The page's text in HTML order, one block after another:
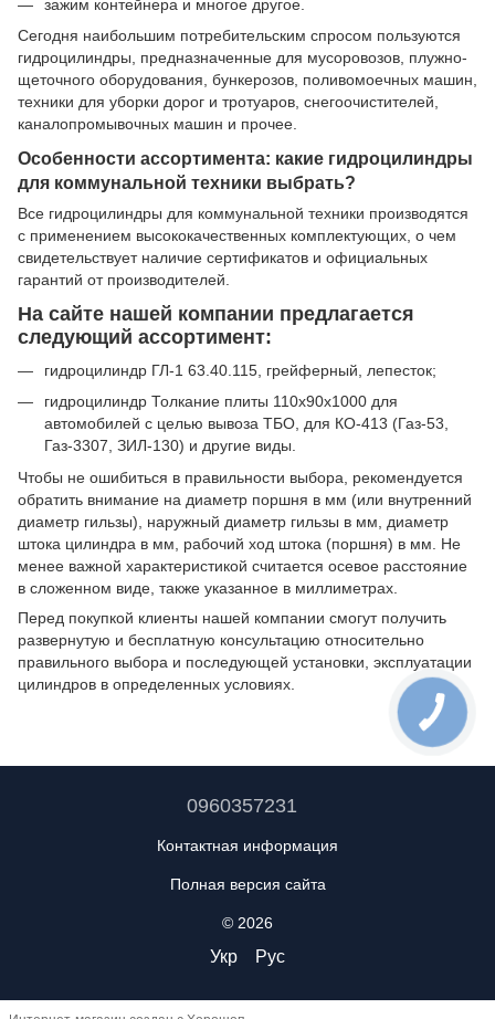
зажим контейнера и многое другое.
Сегодня наибольшим потребительским спросом пользуются
гидроцилиндры, предназначенные для мусоровозов, плужно-
щеточного оборудования, бункерозов, поливомоечных машин,
техники для уборки дорог и тротуаров, снегоочистителей,
каналопромывочных машин и прочее.
Особенности ассортимента: какие гидроцилиндры
для коммунальной техники выбрать?
Все гидроцилиндры для коммунальной техники производятся
с применением высококачественных комплектующих, о чем
свидетельствует наличие сертификатов и официальных
гарантий от производителей.
На сайте нашей компании предлагается
следующий ассортимент:
гидроцилиндр ГЛ-1 63.40.115, грейферный, лепесток;
гидроцилиндр Толкание плиты 110х90х1000 для
автомобилей с целью вывоза ТБО, для КО-413 (Газ-53,
Газ-3307, ЗИЛ-130) и другие виды.
Чтобы не ошибиться в правильности выбора, рекомендуется
обратить внимание на диаметр поршня в мм (или внутренний
диаметр гильзы), наружный диаметр гильзы в мм, диаметр
штока цилиндра в мм, рабочий ход штока (поршня) в мм. Не
менее важной характеристикой считается осевое расстояние
в сложенном виде, также указанное в миллиметрах.
Перед покупкой клиенты нашей компании смогут получить
развернутую и бесплатную консультацию относительно
правильного выбора и последующей установки, эксплуатации
цилиндров в определенных условиях.
0960357231
Контактная информация
Полная версия сайта
© 2026
Укр Рус